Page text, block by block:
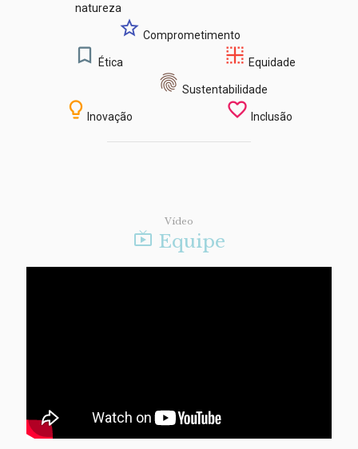
natureza
star_outline Comprometimento
bookmark_border Ética border_inner Equidade
ic_fingerprint Sustentabilidade
lightbulb_outline Inovação favorite_border Inclusão
Vídeo
 Equipe